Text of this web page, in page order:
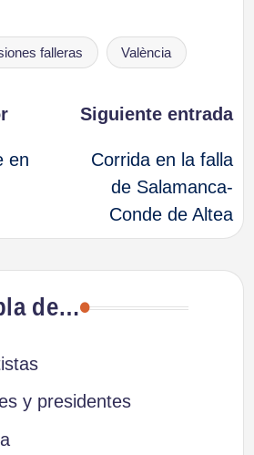
falleras València
en
Siguiente entrada
Corrida en la falla
de Salamanca-
Conde de Altea
de…
y presidentes